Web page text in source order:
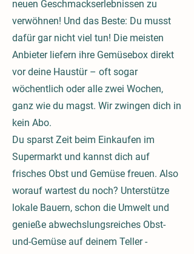
neuen Geschmackserlebnissen zu
verwöhnen! Und das Beste: Du musst
dafür gar nicht viel tun! Die meisten
Anbieter liefern ihre Gemüsebox direkt
vor deine Haustür – oft sogar
wöchentlich oder alle zwei Wochen,
ganz wie du magst. Wir zwingen dich in
kein Abo.
Du sparst Zeit beim Einkaufen im
Supermarkt und kannst dich auf
frisches Obst und Gemüse freuen. Also
worauf wartest du noch? Unterstütze
lokale Bauern, schon die Umwelt und
genieße abwechslungsreiches Obst-
und-Gemüse auf deinem Teller -